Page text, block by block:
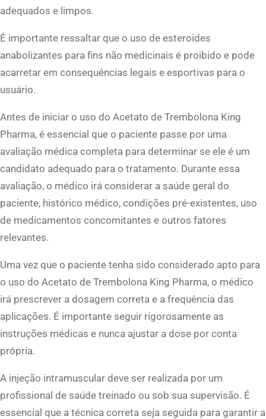
adequados e limpos.
É importante ressaltar que o uso de esteroides
anabolizantes para fins não medicinais é proibido e pode
acarretar em consequências legais e esportivas para o
usuário.
Antes de iniciar o uso do Acetato de Trembolona King
Pharma, é essencial que o paciente passe por uma
avaliação médica completa para determinar se ele é um
candidato adequado para o tratamento. Durante essa
avaliação, o médico irá considerar a saúde geral do
paciente, histórico médico, condições pré-existentes, uso
de medicamentos concomitantes e outros fatores
relevantes.
Uma vez que o paciente tenha sido considerado apto para
o uso do Acetato de Trembolona King Pharma, o médico
irá prescrever a dosagem correta e a frequência das
aplicações. É importante seguir rigorosamente as
instruções médicas e nunca ajustar a dose por conta
própria.
A injeção intramuscular deve ser realizada por um
profissional de saúde treinado ou sob sua supervisão. É
essencial que a técnica correta seja seguida para garantir a